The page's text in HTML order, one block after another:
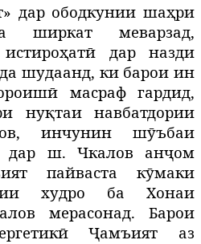
дар ободкунии шаҳри
ширкат меварзад,
дар назди
шудаанд, ки барои ин
масраф гардид,
нуқтаи навбатдории
инчунин шӯъбаи
дар ш. Чкалов анҷом
пайваста кӯмаки
худро ба Хонаи
мерасонад. Барои
Ҷамъият аз